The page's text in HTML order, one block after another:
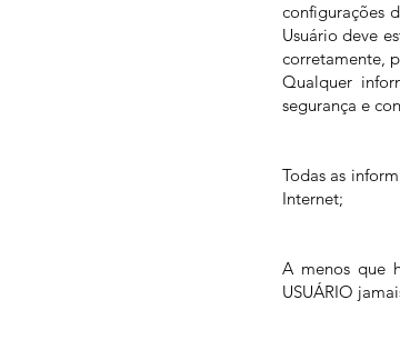
configurações
Usuário deve
corretamente,
Qualquer
segurança e
Todas as
Internet;
A menos que
USUÁRIO